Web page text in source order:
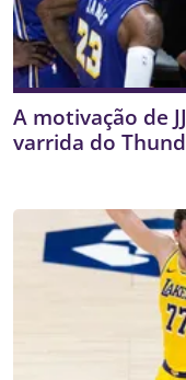
A motivação de
varrida do